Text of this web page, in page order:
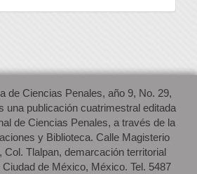
de Ciencias Penales, año 9, No. 29,
una publicación cuatrimestral editada
de Ciencias Penales, a través de la
y Biblioteca. Calle Magisterio
Col. Tlalpan, demarcación territorial
Ciudad de México, México. Tel. 5487